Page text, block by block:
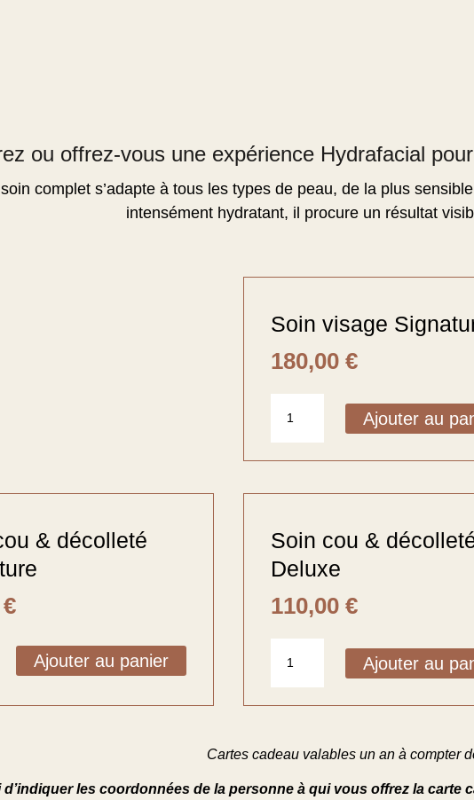
ou offrez-vous une expérience Hydrafacial
complet s’adapte à tous les types de peau, de la plus
intensément hydratant, il procure un résultat
Soin visage
180,00 €
Soin
visage
Ajouter au
& décolleté
€
Ajouter au panier
Soin cou &
Deluxe
110,00 €
Soin
cou
décolleté
Ajouter au
Cartes cadeau valables un an à compter
d’indiquer les coordonnées de la personne à qui vous offrez la carte